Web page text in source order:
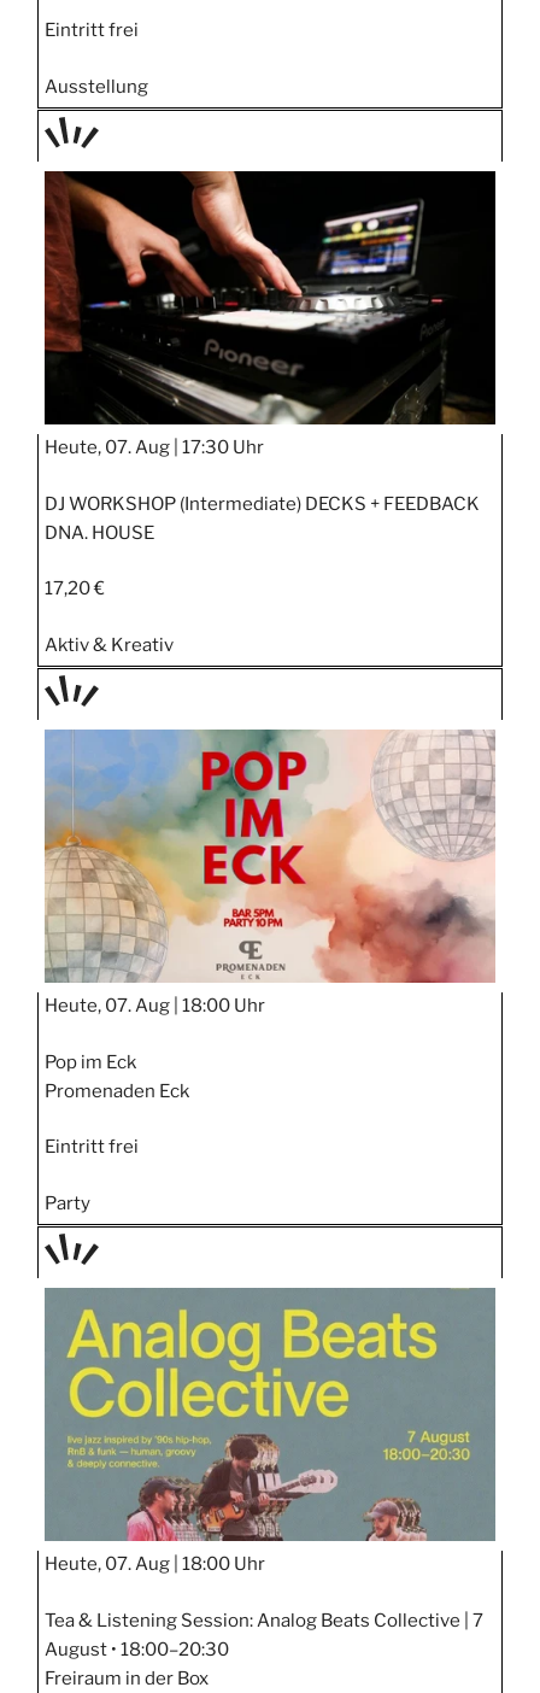
Eintritt frei
Ausstellung
TAGE
STIPP
Heute, 07. Aug | 17:30 Uhr
DJ WORKSHOP (Intermediate) DECKS + FEEDBACK
DNA. HOUSE
17,20 €
Aktiv & Kreativ
TAGE
Heute, 07. Aug | 18:00 Uhr
Pop im Eck
Promenaden Eck
Eintritt frei
Party
TAGE
STIPP
Heute, 07. Aug | 18:00 Uhr
Tea & Listening Session: Analog Beats Collective | 7
August • 18:00–20:30
Freiraum in der Box